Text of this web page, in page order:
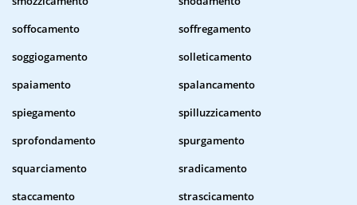
soffocamento
soffregamento
soggiogamento
solleticamento
spaiamento
spalancamento
spiegamento
spilluzzicamento
sprofondamento
spurgamento
squarciamento
sradicamento
staccamento
strascicamento